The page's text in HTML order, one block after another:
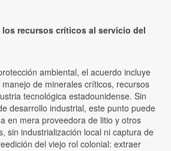
los recursos críticos al servicio del
ambiental, el acuerdo incluye
manejo de minerales críticos, recursos
tecnológica estadounidense. Sin
desarrollo industrial, este punto puede
en mera proveedora de litio y otros
sin industrialización local ni captura de
del viejo rol colonial: extraer